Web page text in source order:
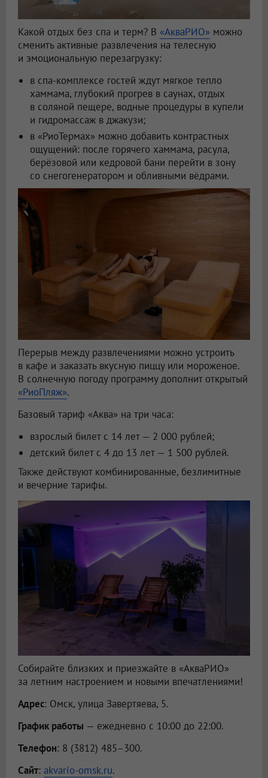
Какой отдых без спа и терм? В «АкваРИО» можно
сменить активные развлечения на телесную
и эмоциональную перезагрузку:
в спа-комплексе гостей ждут мягкое тепло
хаммама, глубокий прогрев в саунах, отдых
в соляной пещере, водные процедуры в купели
и гидромассаж в джакузи;
в «РиоТермах» можно добавить контрастных
ощущений: после горячего хаммама, расула,
берёзовой или кедровой бани перейти в зону
со снегогенератором и обливными вёдрами.
Перерыв между развлечениями можно устроить
в кафе и заказать вкусную пиццу или мороженое.
В солнечную погоду программу дополнит открытый
«РиоПляж».
Базовый тариф «Аква» на три часа:
взрослый билет с 14 лет — 2 000 рублей;
детский билет с 4 до 13 лет — 1 500 рублей.
Также действуют комбинированные, безлимитные
и вечерние тарифы.
Собирайте близких и приезжайте в «АкваРИО»
за летним настроением и новыми впечатлениями!
Адрес: Омск, улица Завертяева, 5.
График работы — ежедневно с 10:00 до 22:00.
Телефон: 8 (3812) 485–300.
Сайт: akvario-omsk.ru.